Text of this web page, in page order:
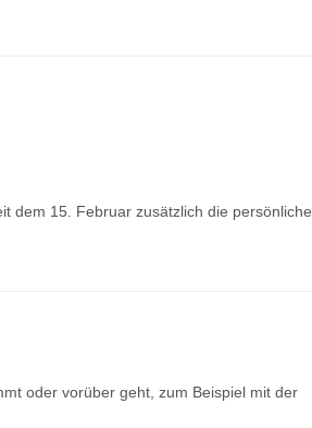
dem 15. Februar zusätzlich die persönliche
oder vorüber geht, zum Beispiel mit der